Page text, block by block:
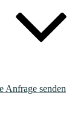
Anfrage senden